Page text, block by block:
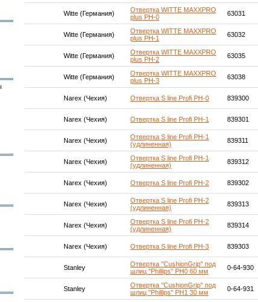
Witte (Германия)
Отвертка WITTE MAXXPRO
plus PH-0
63031
Witte (Германия)
Отвертка WITTE MAXXPRO
plus PH-1
63032
Witte (Германия)
Отвертка WITTE MAXXPRO
plus PH-2
63035
Witte (Германия)
Отвертка WITTE MAXXPRO
plus PH-3
63038
Narex (Чехия) Отвертка S line Profi РH-0 839300
Narex (Чехия) Отвертка S line Profi РH-1 839301
Narex (Чехия)
Отвертка S line Profi РH-1
(удлиненная)
839311
Narex (Чехия)
Отвертка S line Profi РH-1
(удлиненная)
839312
Narex (Чехия) Отвертка S line Profi РH-2 839302
Narex (Чехия)
Отвертка S line Profi РH-2
(удлиненная)
839313
Narex (Чехия)
Отвертка S line Profi РH-2
(удлиненная)
839314
Narex (Чехия) Отвертка S line Profi РH-3 839303
Stanley
Отвертка ''CushionGrip'' под
шлиц ''Phillips'' PH0 60 мм
0-64-930
Stanley
Отвертка ''CushionGrip'' под
шлиц ''Phillips'' PH1 30 мм
0-64-931